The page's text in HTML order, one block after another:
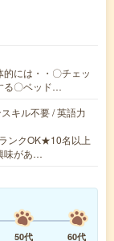
には・・〇チェッ
る〇ベッド…
キル不要 / 英語力
ンクOK★10名以上
味があ…
50代
60代